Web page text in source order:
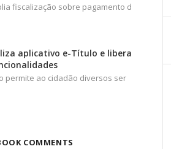
fiscalização sobre pagamento d
aplicativo e-Título e libera
permite ao cidadão diversos ser
COMMENTS